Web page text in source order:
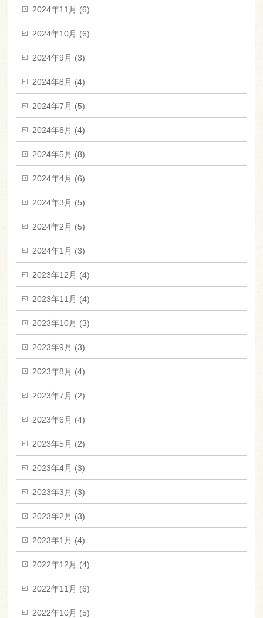
2024年11月 (6)
2024年10月 (6)
2024年9月 (3)
2024年8月 (4)
2024年7月 (5)
2024年6月 (4)
2024年5月 (8)
2024年4月 (6)
2024年3月 (5)
2024年2月 (5)
2024年1月 (3)
2023年12月 (4)
2023年11月 (4)
2023年10月 (3)
2023年9月 (3)
2023年8月 (4)
2023年7月 (2)
2023年6月 (4)
2023年5月 (2)
2023年4月 (3)
2023年3月 (3)
2023年2月 (3)
2023年1月 (4)
2022年12月 (4)
2022年11月 (6)
2022年10月 (5)